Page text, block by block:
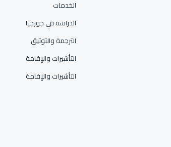
الخدمات
الدراسة في جورجيا
الترجمة والتوثيق
التأشيرات والإقامة
التأشيرات والإقامة